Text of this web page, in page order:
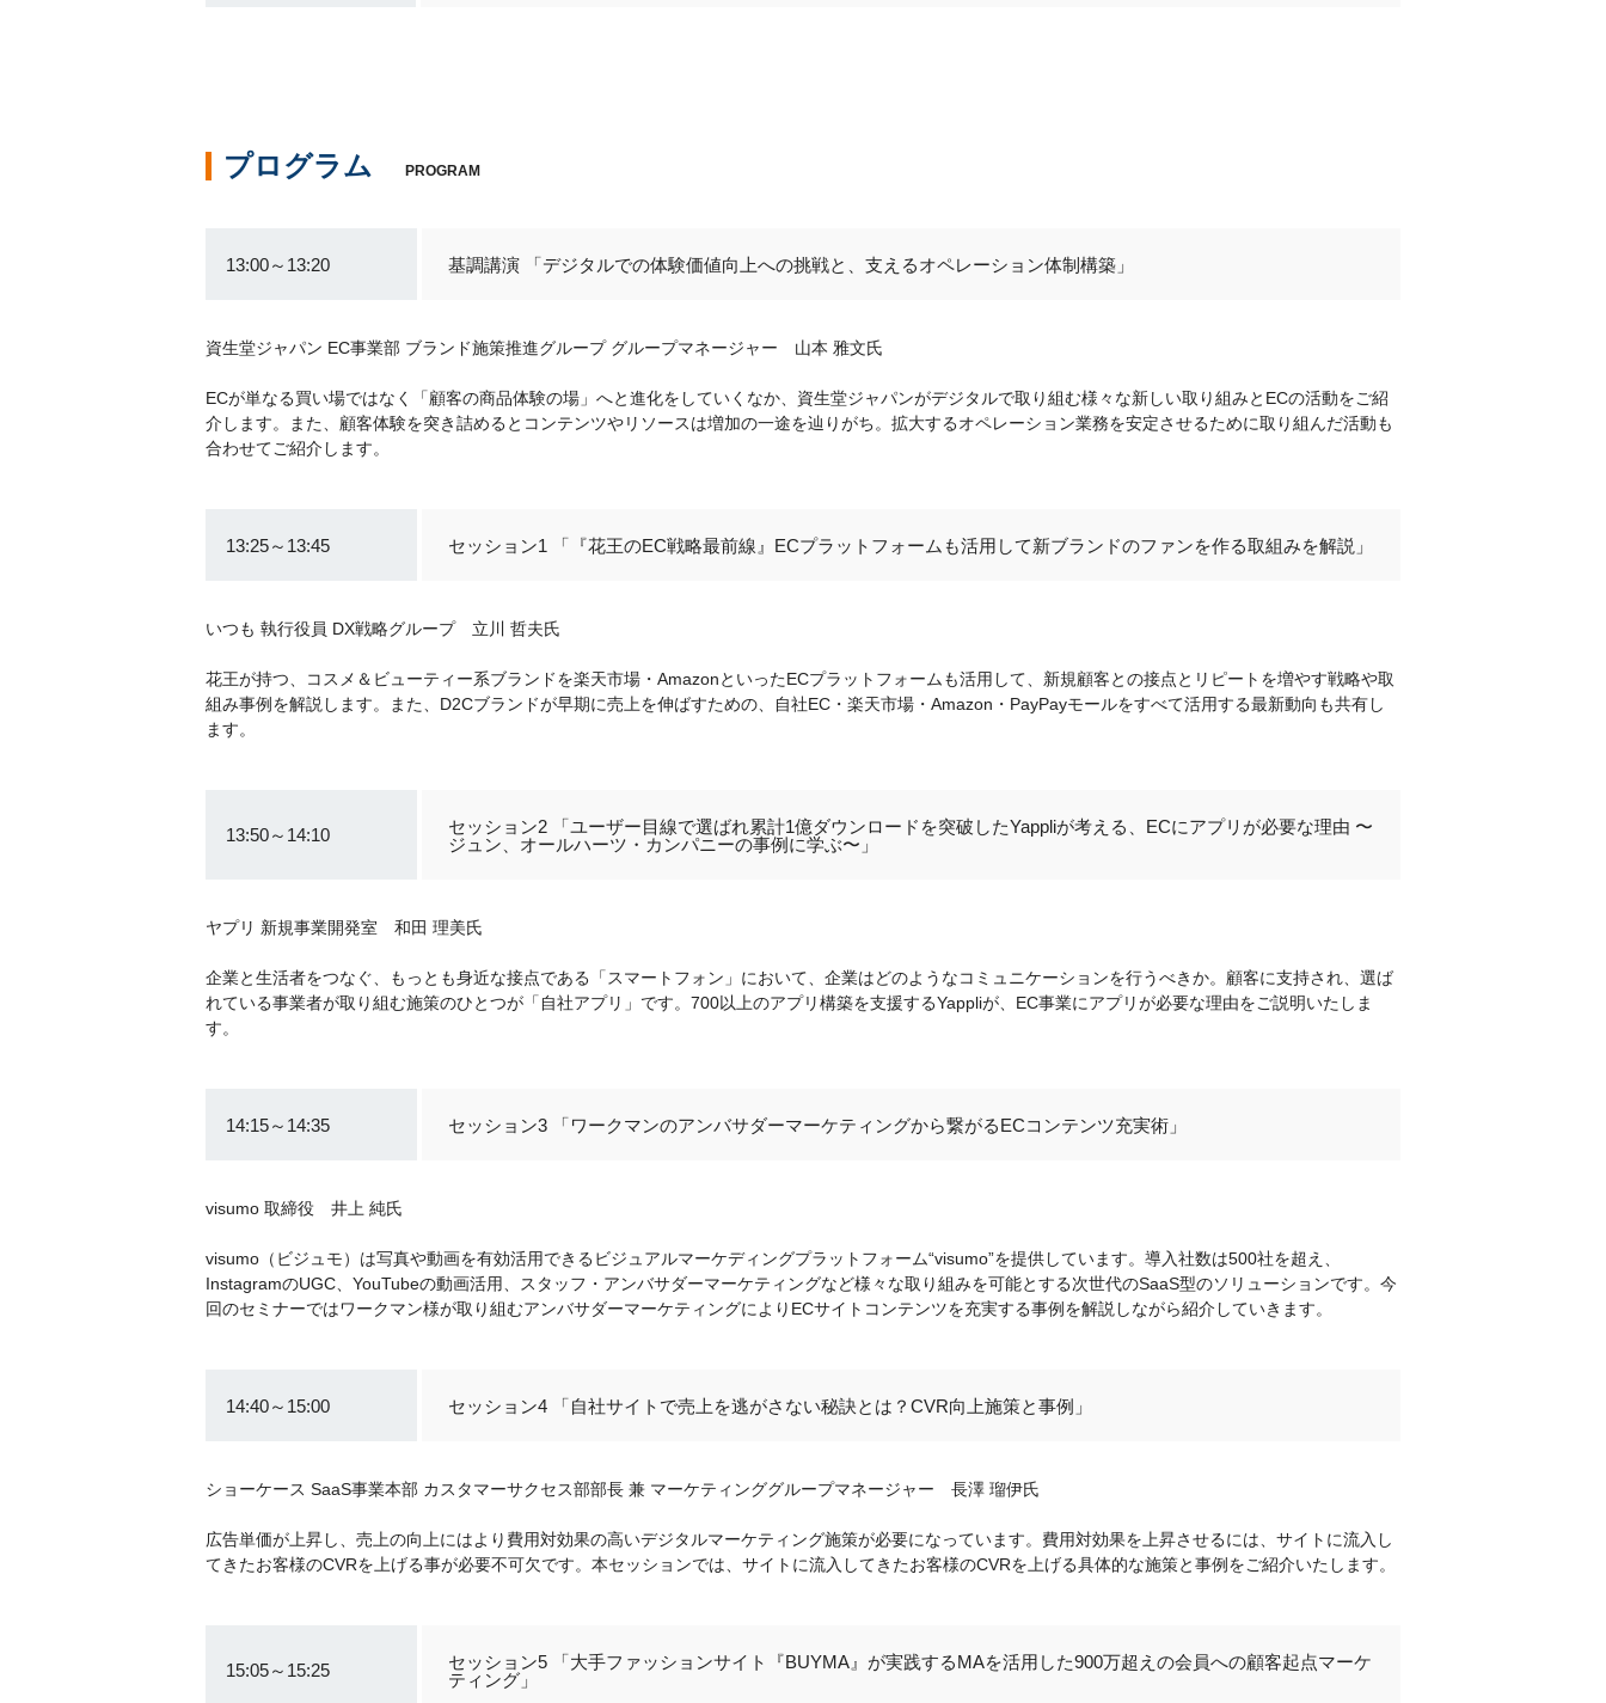
プログラム PROGRAM
13:00～13:20 基調講演 「デジタルでの体験価値向上への挑戦と、支えるオペレーション体制構築」
資生堂ジャパン EC事業部 ブランド施策推進グループ グループマネージャー 山本 雅文氏
ECが単なる買い場ではなく「顧客の商品体験の場」へと進化をしていくなか、資生堂ジャパンがデジタルで取り組む様々な新しい取り組みとECの活動をご紹
介します。また、顧客体験を突き詰めるとコンテンツやリソースは増加の一途を辿りがち。拡大するオペレーション業務を安定させるために取り組んだ活動も
合わせてご紹介します。
13:25～13:45 セッション1 「『花王のEC戦略最前線』ECプラットフォームも活用して新ブランドのファンを作る取組みを解説」
いつも 執行役員 DX戦略グループ 立川 哲夫氏
花王が持つ、コスメ＆ビューティー系ブランドを楽天市場・AmazonといったECプラットフォームも活用して、新規顧客との接点とリピートを増やす戦略や取
組み事例を解説します。また、D2Cブランドが早期に売上を伸ばすための、自社EC・楽天市場・Amazon・PayPayモールをすべて活用する最新動向も共有し
ます。
13:50～14:10
セッション2 「ユーザー目線で選ばれ累計1億ダウンロードを突破したYappliが考える、ECにアプリが必要な理由 〜
ジュン、オールハーツ・カンパニーの事例に学ぶ〜」
ヤプリ 新規事業開発室 和田 理美氏
企業と生活者をつなぐ、もっとも身近な接点である「スマートフォン」において、企業はどのようなコミュニケーションを行うべきか。顧客に支持され、選ば
れている事業者が取り組む施策のひとつが「自社アプリ」です。700以上のアプリ構築を支援するYappliが、EC事業にアプリが必要な理由をご説明いたしま
す。
14:15～14:35 セッション3 「ワークマンのアンバサダーマーケティングから繋がるECコンテンツ充実術」
visumo 取締役 井上 純氏
visumo（ビジュモ）は写真や動画を有効活用できるビジュアルマーケディングプラットフォーム“visumo”を提供しています。導入社数は500社を超え、
InstagramのUGC、YouTubeの動画活用、スタッフ・アンバサダーマーケティングなど様々な取り組みを可能とする次世代のSaaS型のソリューションです。今
回のセミナーではワークマン様が取り組むアンバサダーマーケティングによりECサイトコンテンツを充実する事例を解説しながら紹介していきます。
14:40～15:00 セッション4 「自社サイトで売上を逃がさない秘訣とは？CVR向上施策と事例」
ショーケース SaaS事業本部 カスタマーサクセス部部長 兼 マーケティンググループマネージャー 長澤 瑠伊氏
広告単価が上昇し、売上の向上にはより費用対効果の高いデジタルマーケティング施策が必要になっています。費用対効果を上昇させるには、サイトに流入し
てきたお客様のCVRを上げる事が必要不可欠です。本セッションでは、サイトに流入してきたお客様のCVRを上げる具体的な施策と事例をご紹介いたします。
15:05～15:25
セッション5 「大手ファッションサイト『BUYMA』が実践するMAを活用した900万超えの会員への顧客起点マーケ
ティング」